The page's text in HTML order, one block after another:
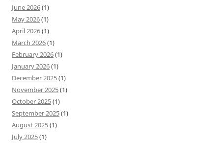
June 2026(1)
May 2026(1)
April 2026(1)
March 2026(1)
February 2026(1)
January 2026(1)
December 2025(1)
November 2025(1)
October 2025(1)
September 2025(1)
August 2025(1)
July 2025(1)